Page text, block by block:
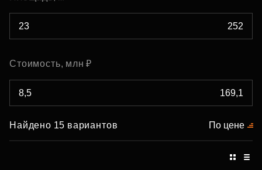
Стоимость, млн ₽
Найдено 15 вариантов По цене